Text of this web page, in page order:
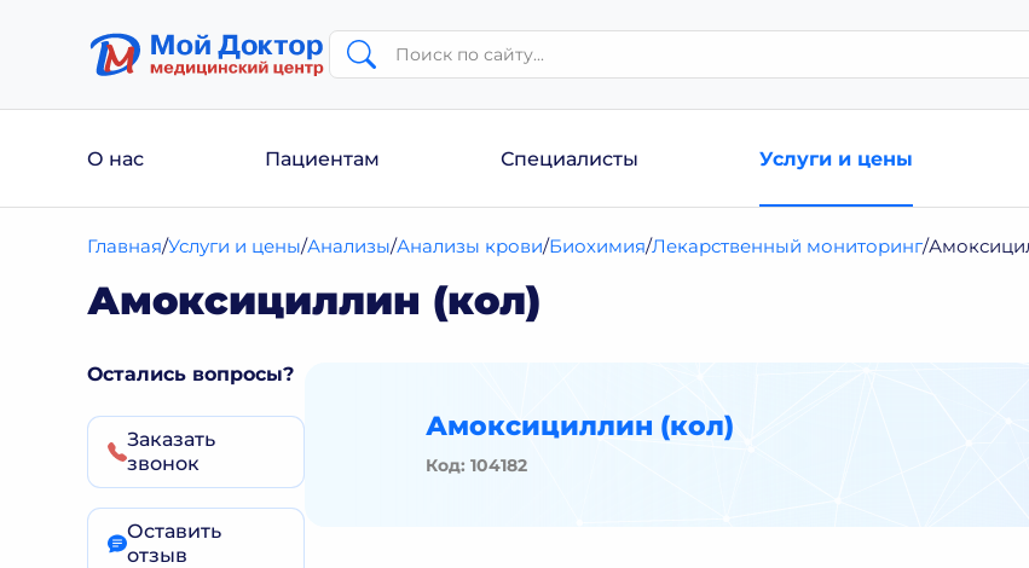
О нас Пациентам Специалисты Услуги и цены
Главная Услуги и цены Анализы Анализы крови Биохимия Лекарственный мониторинг
Амоксициллин (кол)
Остались вопросы?
Заказать
звонок
Оставить
отзыв
Амоксициллин (кол)
Код: 104182